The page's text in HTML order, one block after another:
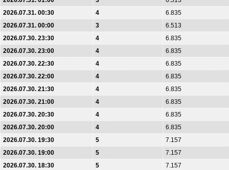
2026.07.31. 00:30
4
6.835
2026.07.31. 00:00
3
6.513
2026.07.30. 23:30
4
6.835
2026.07.30. 23:00
4
6.835
2026.07.30. 22:30
4
6.835
2026.07.30. 22:00
4
6.835
2026.07.30. 21:30
4
6.835
2026.07.30. 21:00
4
6.835
2026.07.30. 20:30
4
6.835
2026.07.30. 20:00
4
6.835
2026.07.30. 19:30
5
7.157
2026.07.30. 19:00
5
7.157
2026.07.30. 18:30
5
7.157